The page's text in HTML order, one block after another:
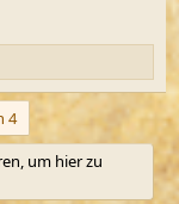
4
um hier zu